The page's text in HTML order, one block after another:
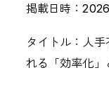
SERVICE
掲載日時：
タイトル：人
れる「効率化